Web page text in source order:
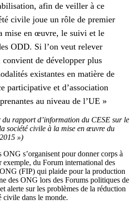
afin de veiller à ce
civile joue un rôle de premier
mise en œuvre, le suivi et le
ODD. Si l’on veut relever
de développer plus
existantes en matière de
participative et d’association
au niveau de l’UE »
rapport d’information du CESE sur le
société civile à la mise en œuvre du
»)
s’organisent pour donner corps à
exemple, du Forum international des
(FIP) qui plaide pour la production
des ONG lors des Forums politiques de
alerte sur les problèmes de la réduction
civile dans le monde.